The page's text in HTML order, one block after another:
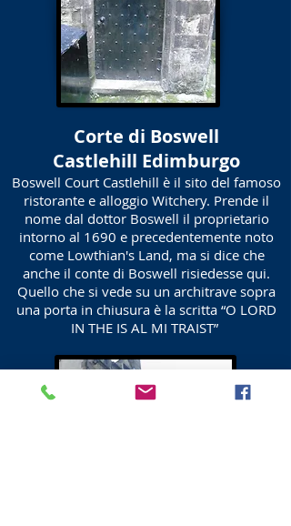
Corte di Boswell
Castlehill Edimburgo
Boswell Court Castlehill è il sito del famoso
ristorante e alloggio Witchery. Prende il
nome dal dottor Boswell il proprietario
intorno al 1690 e precedentemente noto
come Lowthian's Land, ma si dice che
anche il conte di Boswell risiedesse qui.
Quello che si vede su un architrave sopra
una porta in chiusura è la scritta “O LORD
IN THE IS AL MI TRAIST”